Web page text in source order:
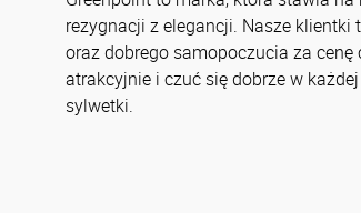
rezygnacji z elegancji. Nasze
oraz dobrego samopoczucia za
atrakcyjnie i czuć się dobrze w
sylwetki.